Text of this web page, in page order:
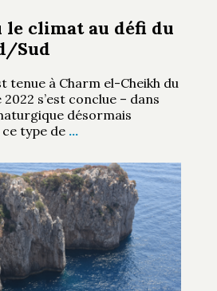
le climat au défi du
Sud
tenue à Charm el-Cheikh du
s’est conclue – dans
désormais
type de …